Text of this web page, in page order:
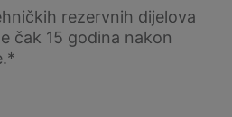
rezervnih dijelova
čak 15 godina nakon